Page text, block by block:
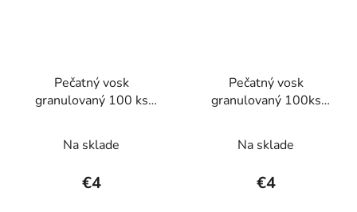
Pečatný vosk
granulovaný 100 ks
Na sklade
€4
Pečatný vosk
granulovaný 100ks
Na sklade
€4